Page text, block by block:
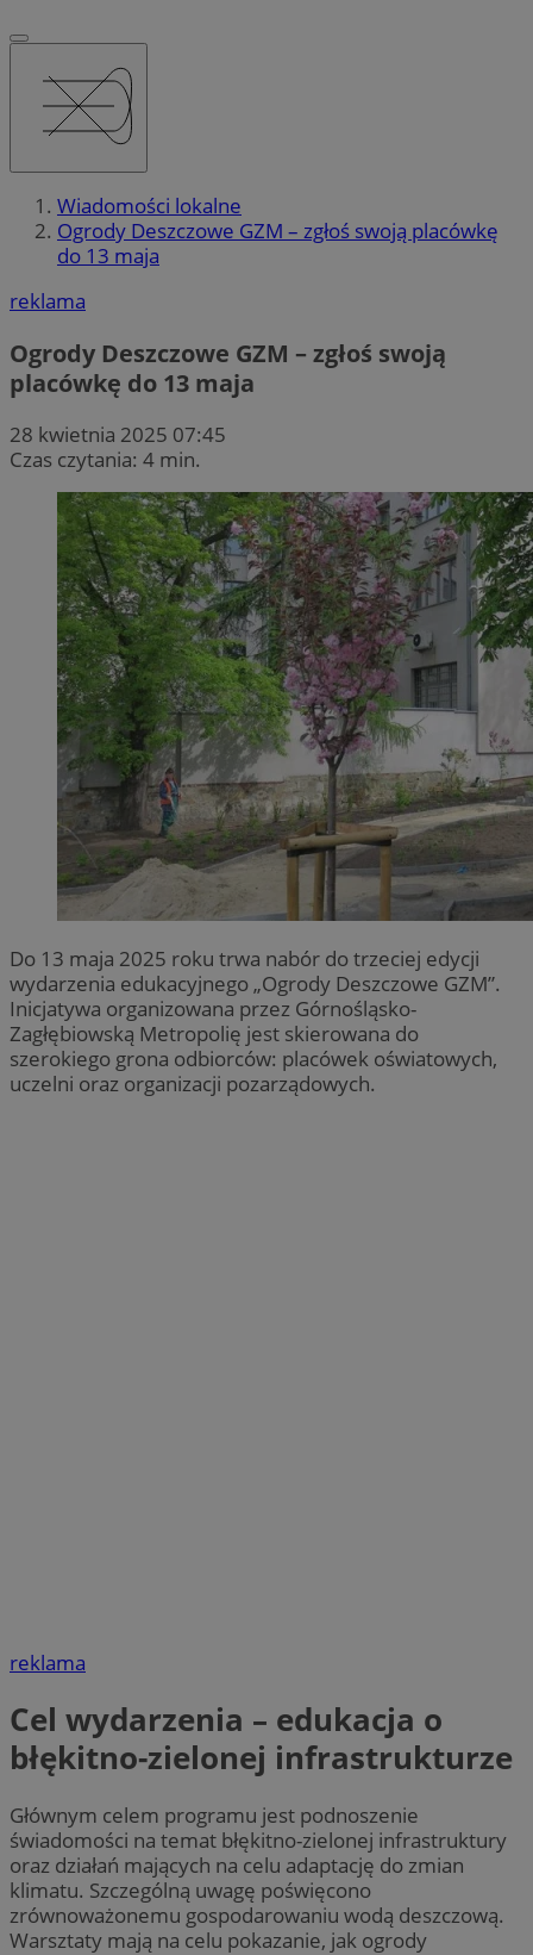
Wiadomości lokalne
Ogrody Deszczowe GZM – zgłoś swoją placówkę
do 13 maja
reklama
Ogrody Deszczowe GZM – zgłoś swoją
placówkę do 13 maja
28 kwietnia 2025 07:45
Czas czytania: 4 min.
Do 13 maja 2025 roku trwa nabór do trzeciej edycji
wydarzenia edukacyjnego „Ogrody Deszczowe GZM”.
Inicjatywa organizowana przez Górnośląsko-
Zagłębiowską Metropolię jest skierowana do
szerokiego grona odbiorców: placówek oświatowych,
uczelni oraz organizacji pozarządowych.
reklama
Cel wydarzenia – edukacja o
błękitno-zielonej infrastrukturze
Głównym celem programu jest podnoszenie
świadomości na temat błękitno-zielonej infrastruktury
oraz działań mających na celu adaptację do zmian
klimatu. Szczególną uwagę poświęcono
zrównoważonemu gospodarowaniu wodą deszczową.
Warsztaty mają na celu pokazanie, jak ogrody